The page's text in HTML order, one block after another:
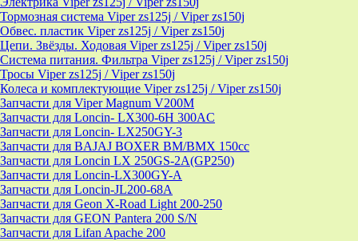
Тормозная система Viper zs125j / Viper zs150j
Обвес. пластик Viper zs125j / Viper zs150j
Цепи. Звёзды. Ходовая Viper zs125j / Viper zs150j
Система питания. Фильтра Viper zs125j / Viper zs150j
Тросы Viper zs125j / Viper zs150j
Колеса и комплектующие Viper zs125j / Viper zs150j
Запчасти для Viper Magnum V200M
Запчасти для Loncin- LX300-6H 300AC
Запчасти для Loncin- LX250GY-3
Запчасти для BAJAJ BOXER BM/ВМX 150cc
Запчасти для Loncin LX 250GS-2A(GP250)
Запчасти для Loncin-LX300GY-A
Запчасти для Loncin-JL200-68A
Запчасти для Geon X-Road Light 200-250
Запчасти для GEON Pantera 200 S/N
Запчасти для Lifan Apache 200